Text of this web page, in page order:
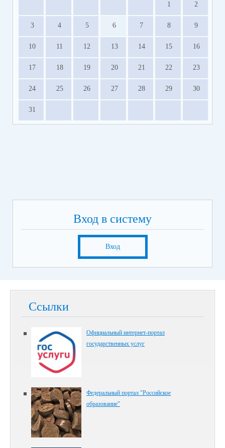
1 2
3 4 5 6 7 8 9
10 11 12 13 14 15 16
17 18 19 20 21 22 23
24 25 26 27 28 29 30
31
Вход в систему
Вход
Ссылки
Официальный интернет-портал
государственных услуг
Федеральный портал "Российское
образование"